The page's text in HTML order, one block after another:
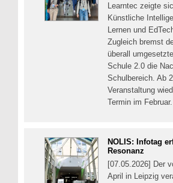
Learntec zeigte
Künstliche
Lernen und
Zugleich bremst
überall
Schule 2.0 die
Schulbereich. Ab
Veranstaltung
Termin im Februar.
NOLIS: Infotag
Resonanz
[07.05.2026] Der
April in Leipzig